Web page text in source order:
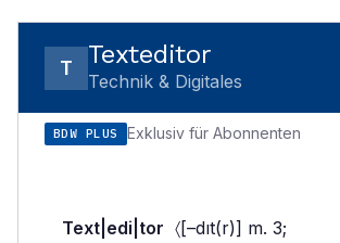
T Texteditor
Technik & Digitales
BDW PLUS Exklusiv für Abonnenten
Text|edi|tor 〈[–dıt(r)] m. 3;